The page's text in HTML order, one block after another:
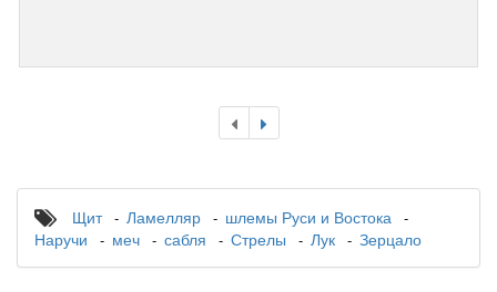
Щит Ламелляр
шлемы Руси и Востока
Наручи
меч сабля Стрелы Лук Зерцало